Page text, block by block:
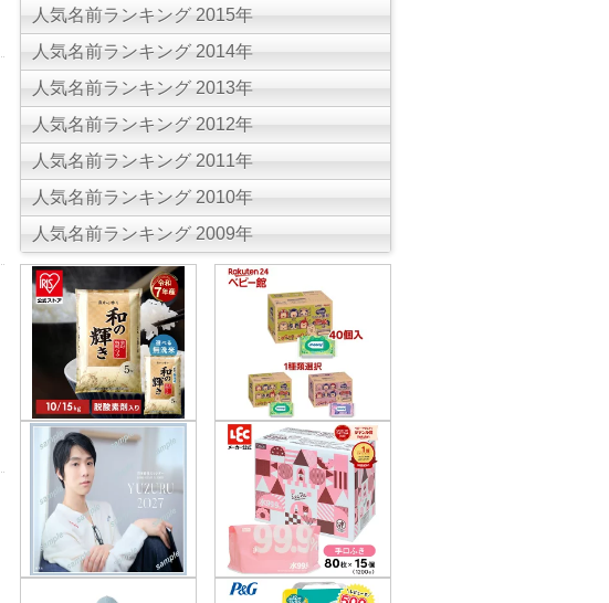
人気名前ランキング 2015年
人気名前ランキング 2014年
人気名前ランキング 2013年
人気名前ランキング 2012年
人気名前ランキング 2011年
人気名前ランキング 2010年
人気名前ランキング 2009年